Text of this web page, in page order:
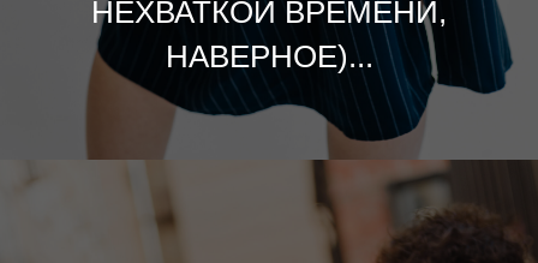
НЕХВАТКОЙ ВРЕМЕНИ,
НАВЕРНОЕ)...